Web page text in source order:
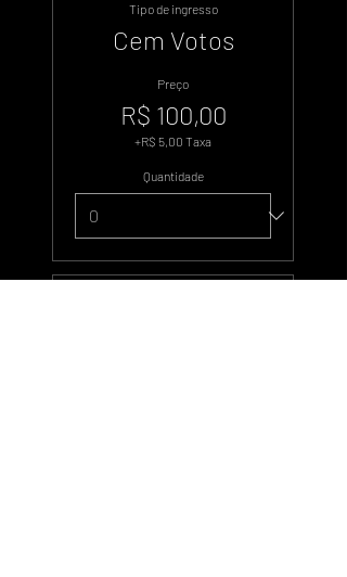
Tipo de ingresso
Cem Votos
Preço
R$ 100,00
+R$ 5,00 Taxa
Quantidade